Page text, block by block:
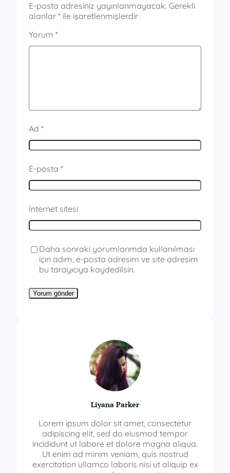
E-posta adresiniz yayınlanmayacak. Gerekli
alanlar * ile işaretlenmişlerdir
Yorum *
Ad *
E-posta *
İnternet sitesi
Daha sonraki yorumlarımda kullanılması
için adım, e-posta adresim ve site adresim
bu tarayıcıya kaydedilsin.
Liyana Parker
Lorem ipsum dolor sit amet, consectetur
adipiscing elit, sed do eiusmod tempor
incididunt ut labore et dolore magna aliqua.
Ut enim ad minim veniam, quis nostrud
exercitation ullamco laboris nisi ut aliquip ex